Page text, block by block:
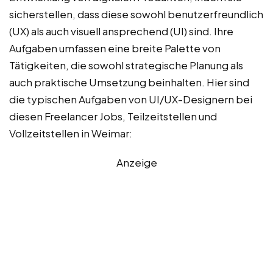
sicherstellen, dass diese sowohl benutzerfreundlich
(UX) als auch visuell ansprechend (UI) sind. Ihre
Aufgaben umfassen eine breite Palette von
Tätigkeiten, die sowohl strategische Planung als
auch praktische Umsetzung beinhalten. Hier sind
die typischen Aufgaben von UI/UX-Designern bei
diesen Freelancer Jobs, Teilzeitstellen und
Vollzeitstellen in Weimar:
Anzeige